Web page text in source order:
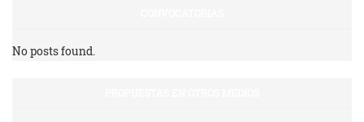
No posts found.